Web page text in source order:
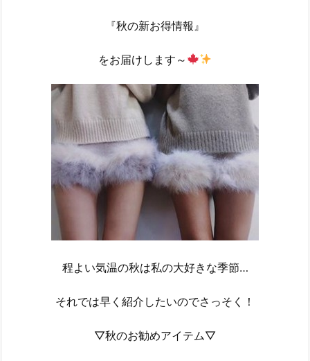
『秋の新お得情報』
をお届けします～
程よい気温の秋は私の大好きな季節…
それでは早く紹介したいのでさっそく！
▽秋のお勧めアイテム▽